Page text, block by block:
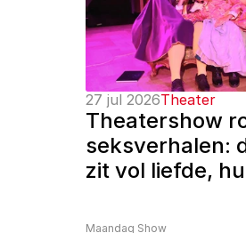
27 jul 2026Theater
Theatershow
seksverhalen:
zit vol liefde,
Maandag Show